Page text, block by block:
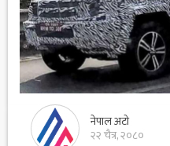
नेपाल अटो
२२ चैत्र, २०८०